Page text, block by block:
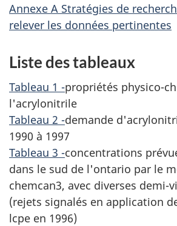
Annexe A Stratégies de
relever les données pertinentes
Liste des tableaux
Tableau 1 -propriétés physico-
l'acrylonitrile
Tableau 2 -demande
1990 à 1997
Tableau 3 -concentrations
dans le sud de l'ontario par le
chemcan3, avec diverses demi-
(rejets signalés en application
lcpe en 1996)